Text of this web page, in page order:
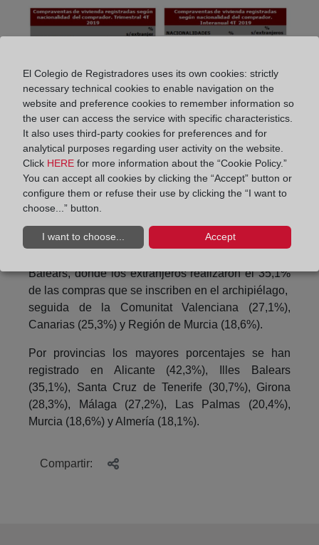
Los resultados trimestrales por comunidades
Balears, donde los extranjeros realizaron el 35,1%
de las compras que se inscriben en el archipiélago,
seguida de la Comunitat Valenciana (27,1%),
Canarias (25,3%) y Región de Murcia (18,6%).
Por provincias los mayores porcentajes se han
registrado en Alicante (42,3%), Illes Balears
(35,1%), Santa Cruz de Tenerife (30,7%), Girona
(28,3%), Málaga (27,2%), Las Palmas (20,4%),
Murcia (18,6%) y Almería (18,1%).
Compartir:
El Colegio de Registradores uses its own cookies: strictly
necessary technical cookies to enable navigation on the
website and preference cookies to remember information so
the user can access the service with specific characteristics.
It also uses third-party cookies for preferences and for
analytical purposes regarding user activity on the website.
Click HERE for more information about the “Cookie Policy.”
You can accept all cookies by clicking the “Accept” button or
configure them or refuse their use by clicking the “I want to
choose...” button.
I want to choose... Accept